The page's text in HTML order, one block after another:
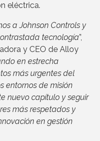
eléctrica.
a Johnson Controls y
tecnología”,
y CEO de Alloy
en estrecha
más urgentes del
entornos de misión
nuevo capítulo y seguir
más respetados y
en gestión